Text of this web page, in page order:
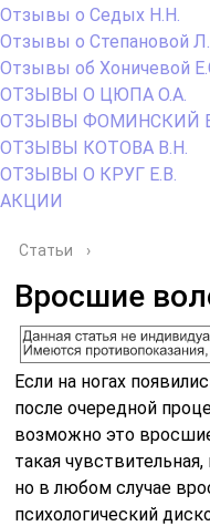
Отзывы о Седых Н.Н.
Отзывы о Степановой
Отзывы об Хоничевой
ОТЗЫВЫ О ЦЮПА О.А.
ОТЗЫВЫ ФОМИНСКИЙ
ОТЗЫВЫ КОТОВА В.Н.
ОТЗЫВЫ О КРУГ Е.В.
АКЦИИ
Статьи ›
Вросшие
Если на ногах
после очередной
возможно это
такая
но в любом случае
психологический